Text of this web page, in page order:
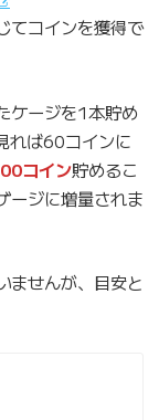
てコインを獲得で
ケージを1本貯め
れば60コインに
コイン貯めるこ
ージに増量されま
ませんが、目安と